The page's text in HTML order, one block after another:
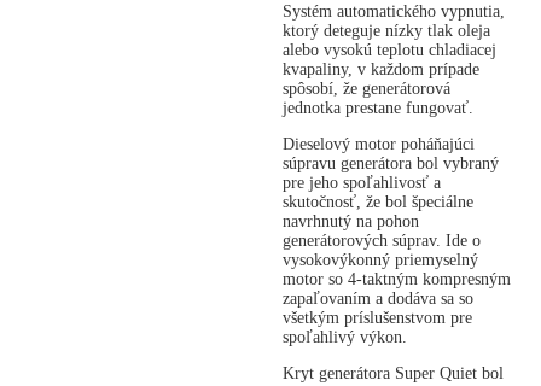
Systém automatického vypnutia,
ktorý deteguje nízky tlak oleja
alebo vysokú teplotu chladiacej
kvapaliny, v každom prípade
spôsobí, že generátorová
jednotka prestane fungovať.
Dieselový motor poháňajúci
súpravu generátora bol vybraný
pre jeho spoľahlivosť a
skutočnosť, že bol špeciálne
navrhnutý na pohon
generátorových súprav. Ide o
vysokovýkonný priemyselný
motor so 4-taktným kompresným
zapaľovaním a dodáva sa so
všetkým príslušenstvom pre
spoľahlivý výkon.
Kryt generátora Super Quiet bol